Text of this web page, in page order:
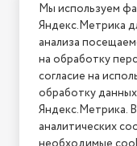
Нашли
2026 © Интернет-
Мы используем
Яндекс.Метрика
анализа
на обработку
согласие на
обработку
Яндекс.Метрика.
аналитических